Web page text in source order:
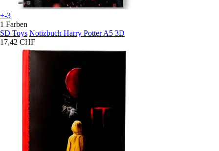
+-3
1 Farben
SD Toys Notizbuch Harry Potter A5 3D
17,42 CHF